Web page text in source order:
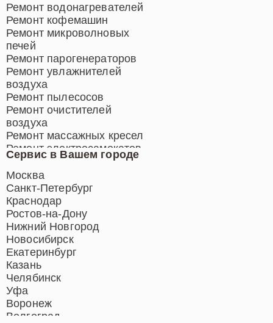
Сервис в Вашем городе
Москва
Санкт-Петербург
Краснодар
Ростов-на-Дону
Нижний Новгород
Новосибирск
Екатеринбург
Казань
Челябинск
Уфа
Воронеж
Волгоград
Ремонт водонагревателей
Ремонт кофемашин
Ремонт микроволновых
печей
Ремонт парогенераторов
Ремонт увлажнителей
воздуха
Ремонт пылесосов
Ремонт очистителей
воздуха
Ремонт массажных кресел
Ремонт электросамокатов
Ремонт индукционных плит
Ремонт роботов-пылесосов
Ремонт гладильных систем
Ремонт отпаривателей
Ремонт вертикальных
пылесосов